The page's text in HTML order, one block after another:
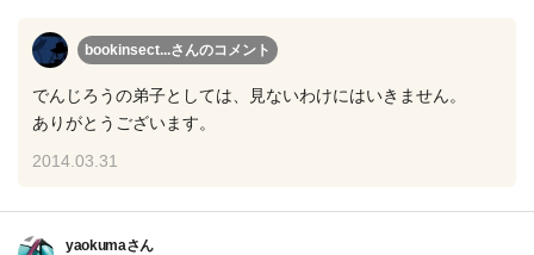
bookinsect...さんのコメント
でんじろうの弟子としては、見ないわけにはいきません。
ありがとうございます。
2014.03.31
yaokumaさん